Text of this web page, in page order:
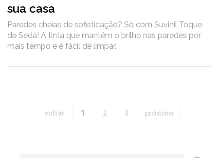
sua casa
Paredes cheias de sofisticação? Só com Suvinil Toque
de Seda! A tinta que mantém o brilho nas paredes por
mais tempo e é fácil de limpar.
voltar 1 2 3 próximo